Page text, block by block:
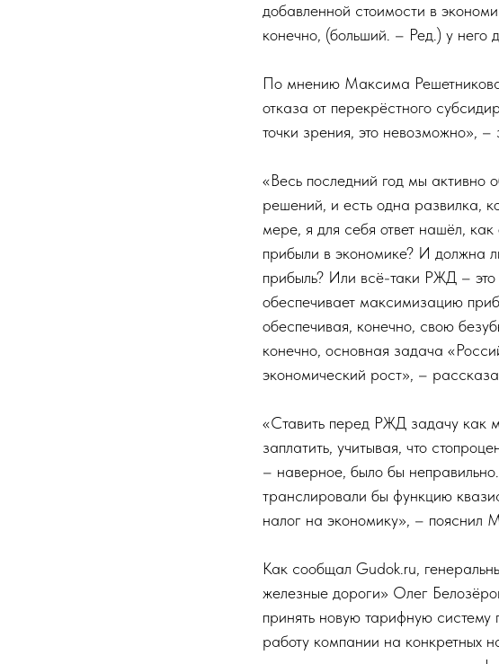
добавленной стоимости в
конечно, (больший. – Ред.) у него
По мнению Максима
отказа от перекрёстного
точки зрения, это невозможно», –
«Весь последний год мы активно
решений, и есть одна развилка,
мере, я для себя ответ нашёл,
прибыли в экономике? И должна
прибыль? Или всё-таки РЖД –
обеспечивает максимизацию
обеспечивая, конечно, свою
конечно, основная задача
экономический рост», –
«Ставить перед РЖД задачу как
заплатить, учитывая, что
– наверное, было бы
транслировали бы функцию
налог на экономику», – пояснил
Как сообщал Gudok.ru,
железные дороги» Олег
принять новую тарифную
работу компании на конкретных